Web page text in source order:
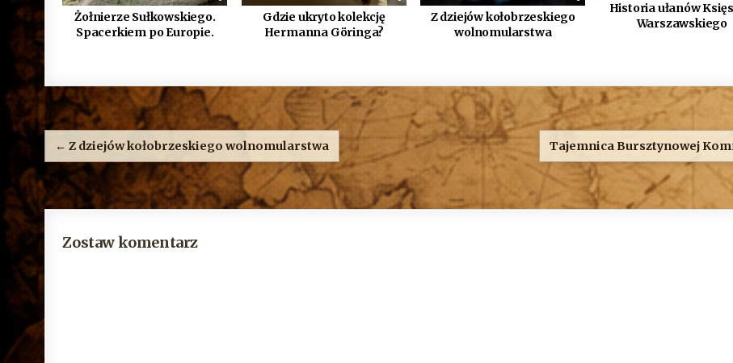
Żołnierze Sułkowskiego.
Spacerkiem po Europie.
Gdzie ukryto kolekcję
Hermanna Göringa?
Z dziejów kołobrzeskiego
wolnomularstwa
Historia ułanów
Warszawskiego
Nawigacja
wpisu Tajemnica Bursztynowej
← Z dziejów kołobrzeskiego wolnomularstwa
Zostaw komentarz